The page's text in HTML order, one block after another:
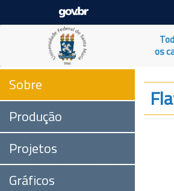
os
Sobre
Produção
Projetos
Gráficos